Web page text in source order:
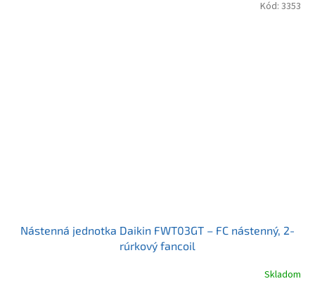
Nástenná jednotka Daikin FWT03GT – FC nástenný, 2-
rúrkový fancoil
Skladom
Kód: 3353